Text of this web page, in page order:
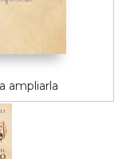
ampliarla